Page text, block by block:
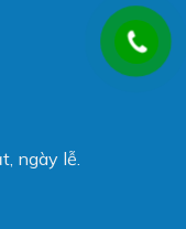
ngày lễ.